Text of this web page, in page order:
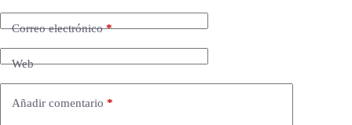
Correo electrónico*
Web
Añadir comentario *